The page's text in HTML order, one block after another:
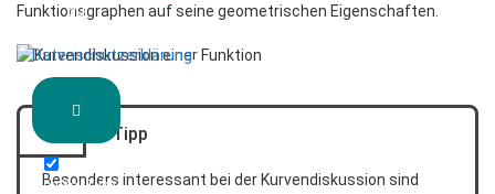
du
Datenschutzerklärung.
von YouTube
Funktionsgraphen auf seine geometrischen Eigenschaften.
Tipp
Besonders interessant bei der Kurvendiskussion sind